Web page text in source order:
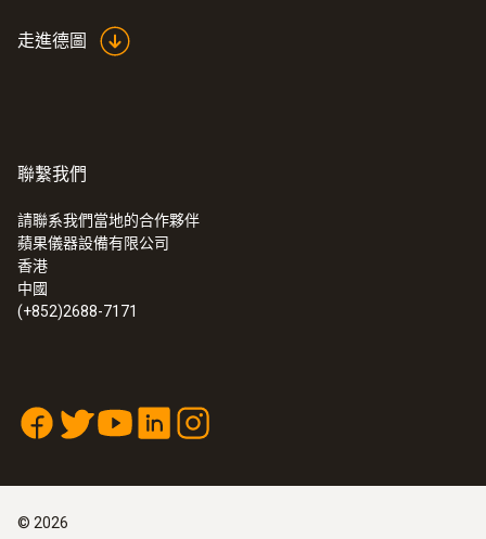
走進德圖
聯繫我們
請聯系我們當地的合作夥伴
蘋果儀器設備有限公司
香港
中國
(+852)2688-7171
© 2026